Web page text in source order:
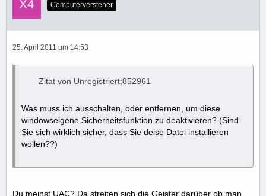
Computerversteher
25. April 2011 um 14:53
Zitat von Unregistriert;852961
Was muss ich ausschalten, oder entfernen, um diese
windowseigene Sicherheitsfunktion zu deaktivieren? (Sind
Sie sich wirklich sicher, dass Sie deise Datei installieren
wollen??)
Du meinst UAC? Da streiten sich die Geister darüber ob man